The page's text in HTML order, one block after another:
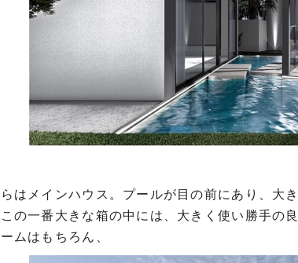
はメインハウス。プールが目の前にあり、大
の一番大きな箱の中には、大きく使い勝手の
ムはもちろん、